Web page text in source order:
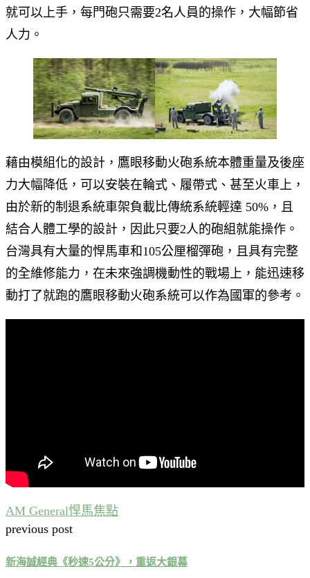
就可以上手，每門砲只需要2名人員的操作，大幅節省
人力。
藉由模組化的設計，鷹眼移動火砲系統本體重量及後座
力大幅降低，可以安裝在輪式、履帶式、甚至火車上，
由於新的制退系統車架負載比傳統系統輕達 50%，且
結合人體工學的設計，因此只要2人的砲組就能操作。
台灣具有大量的悍馬車和105公厘榴彈砲，且具有完整
的全維修能力，在未來強調機動性的戰場上，能迅速移
動打了就跑的鷹眼移動火砲系統可以作為國軍的參考。
AM General悍馬焦點
previous post
新海誠經典《秒速5公分》，重返大銀幕